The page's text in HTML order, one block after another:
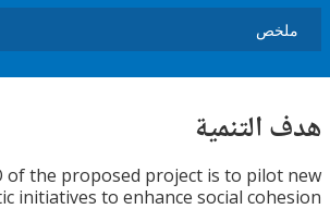
PDO of the proposed project is to
initiatives to enhance social